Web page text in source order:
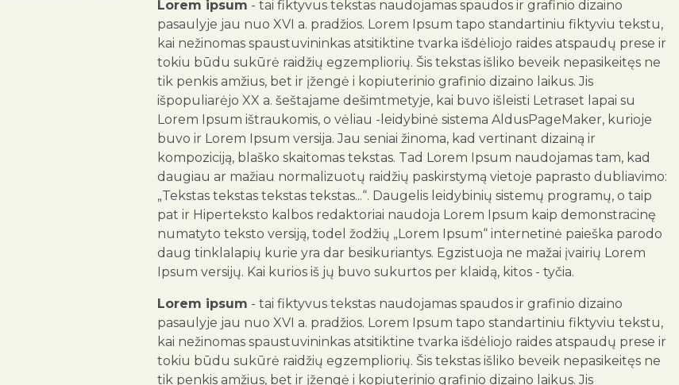
Lorem ipsum - tai fiktyvus tekstas naudojamas spaudos ir grafinio dizaino
pasaulyje jau nuo XVI a. pradžios. Lorem Ipsum tapo standartiniu fiktyviu tekstu,
kai nežinomas spaustuvininkas atsitiktine tvarka išdėliojo raides atspaudų prese ir
tokiu būdu sukūrė raidžių egzempliorių. Šis tekstas išliko beveik nepasikeitęs ne
tik penkis amžius, bet ir įžengė i kopiuterinio grafinio dizaino laikus. Jis
išpopuliarėjo XX a. šeštajame dešimtmetyje, kai buvo išleisti Letraset lapai su
Lorem Ipsum ištraukomis, o vėliau -leidybinė sistema AldusPageMaker, kurioje
buvo ir Lorem Ipsum versija. Jau seniai žinoma, kad vertinant dizainą ir
kompoziciją, blaško skaitomas tekstas. Tad Lorem Ipsum naudojamas tam, kad
daugiau ar mažiau normalizuotų raidžių paskirstymą vietoje paprasto dubliavimo:
„Tekstas tekstas tekstas tekstas...“. Daugelis leidybinių sistemų programų, o taip
pat ir Hiperteksto kalbos redaktoriai naudoja Lorem Ipsum kaip demonstracinę
numatyto teksto versiją, todel žodžių „Lorem Ipsum“ internetinė paieška parodo
daug tinklalapių kurie yra dar besikuriantys. Egzistuoja ne mažai įvairių Lorem
Ipsum versijų. Kai kurios iš jų buvo sukurtos per klaidą, kitos - tyčia.
Lorem ipsum - tai fiktyvus tekstas naudojamas spaudos ir grafinio dizaino
pasaulyje jau nuo XVI a. pradžios. Lorem Ipsum tapo standartiniu fiktyviu tekstu,
kai nežinomas spaustuvininkas atsitiktine tvarka išdėliojo raides atspaudų prese ir
tokiu būdu sukūrė raidžių egzempliorių. Šis tekstas išliko beveik nepasikeitęs ne
tik penkis amžius, bet ir įžengė i kopiuterinio grafinio dizaino laikus. Jis